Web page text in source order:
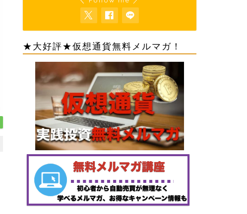
★大好評★仮想通貨無料メルマガ！